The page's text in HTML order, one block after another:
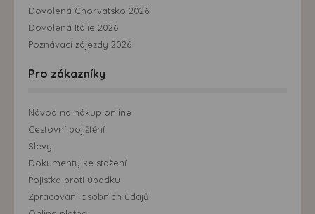
Dovolená Chorvatsko 2026
Dovolená Itálie 2026
Poznávací zájezdy 2026
Pro zákazníky
Návod na nákup online
Cestovní pojištění
Slevy
Dokumenty ke stažení
Pojistka proti úpadku
Zpracování osobních údajů